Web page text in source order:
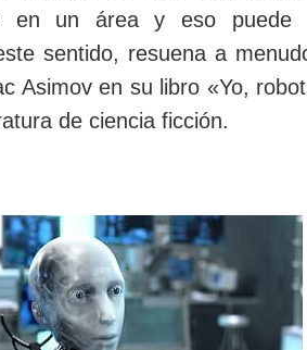
en un área y eso puede
sentido, resuena a
Asimov en su libro «Yo,
de ciencia ficción.